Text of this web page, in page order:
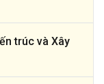
trúc và Xây